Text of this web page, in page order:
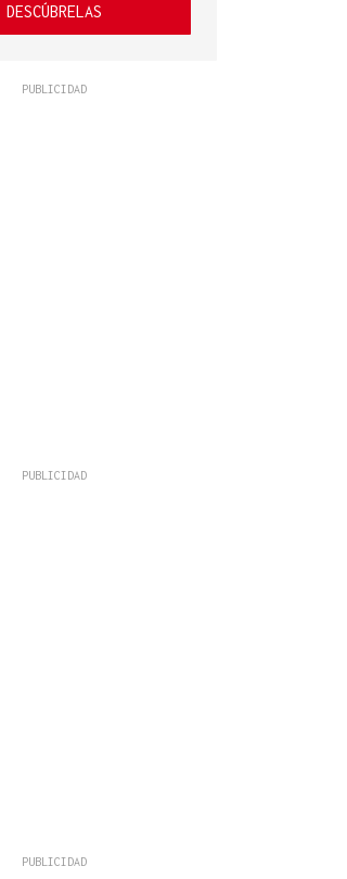
DESCÚBRELAS